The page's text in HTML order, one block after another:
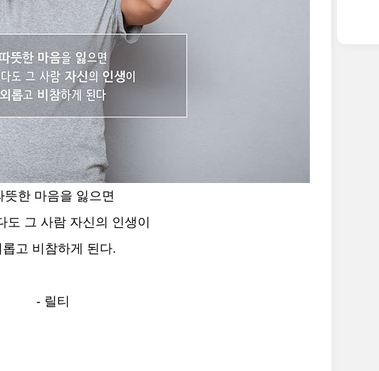
뜻한 마음을 잃으면
도 그 사람 자신의 인생이
롭고 비참하게 된다.
- 릴티